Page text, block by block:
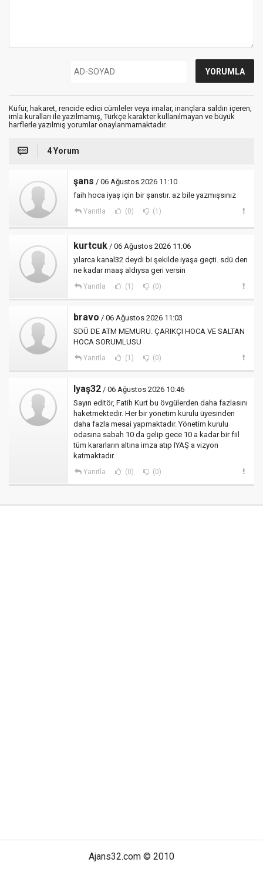
Küfür, hakaret, rencide edici cümleler veya imalar, inançlara saldırı içeren,
imla kuralları ile yazılmamış, Türkçe karakter kullanılmayan ve büyük
harflerle yazılmış yorumlar onaylanmamaktadır.
4 Yorum
şans / 06 Ağustos 2026 11:10
faih hoca iyaş için bir şanstır. az bile yazmışsınız
Yanıtla (0) (1)
kurtcuk / 06 Ağustos 2026 11:06
yılarca kanal32 deydi bi şekilde iyaşa geçti. sdü den
ne kadar maaş aldıysa geri versin
Yanıtla (1) (0)
bravo / 06 Ağustos 2026 11:03
SDÜ DE ATM MEMURU. ÇARIKÇI HOCA VE SALTAN
HOCA SORUMLUSU
Yanıtla (1) (0)
Iyaş32 / 06 Ağustos 2026 10:46
Sayın editör, Fatih Kurt bu övgülerden daha fazlasını
haketmektedir. Her bir yönetim kurulu üyesinden
daha fazla mesai yapmaktadır. Yönetim kurulu
odasına sabah 10 da gelip gece 10 a kadar bir fiil
tüm kararların altına imza atıp IYAŞ a vizyon
katmaktadır.
Yanıtla (0) (0)
Ajans32.com © 2010